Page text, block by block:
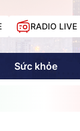
RADIO LIVE
Sức khỏe